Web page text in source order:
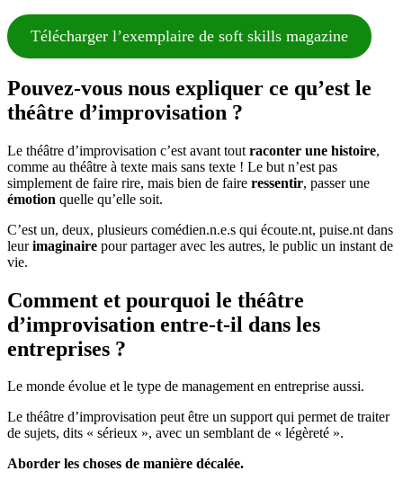
Télécharger l’exemplaire de soft skills magazine
Pouvez-vous nous expliquer ce qu’est le
théâtre d’improvisation ?
Le théâtre d’improvisation c’est avant tout raconter une histoire,
comme au théâtre à texte mais sans texte ! Le but n’est pas
simplement de faire rire, mais bien de faire ressentir, passer une
émotion quelle qu’elle soit.
C’est un, deux, plusieurs comédien.n.e.s qui écoute.nt, puise.nt dans
leurimaginaire pour partager avec les autres, le public un instant de
vie.
Comment et pourquoi le théâtre
d’improvisation entre-t-il dans les
entreprises ?
Le monde évolue et le type de management en entreprise aussi.
Le théâtre d’improvisation peut être un support qui permet de traiter
de sujets, dits « sérieux », avec un semblant de « légèreté ».
Aborder les choses de manière décalée.